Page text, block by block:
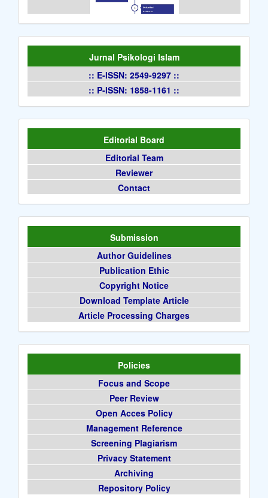
Jurnal Psikologi Islam
:: E-ISSN: 2549-9297 ::
:: P-ISSN: 1858-1161 ::
Editorial Board
Editorial Team
Reviewer
Contact
Submission
Author Guidelines
Publication Ethic
Copyright Notice
Download Template Article
Article Processing Charges
Policies
Focus and Scope
Peer Review
Open Acces Policy
Management Reference
Screening Plagiarism
Privacy Statement
Archiving
Repository Policy